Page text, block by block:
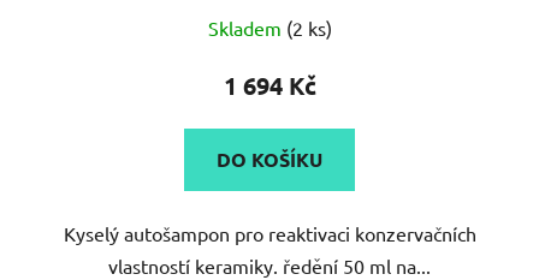
Skladem (2 ks)
1 694 Kč
DO KOŠÍKU
Kyselý autošampon pro reaktivaci konzervačních
vlastností keramiky. ředění 50 ml na...